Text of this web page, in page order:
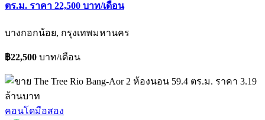
ตร.ม. ราคา 22,500 บาท/เดือน
บางกอกน้อย, กรุงเทพมหานคร
฿22,500 บาท/เดือน
คอนโดมือสอง